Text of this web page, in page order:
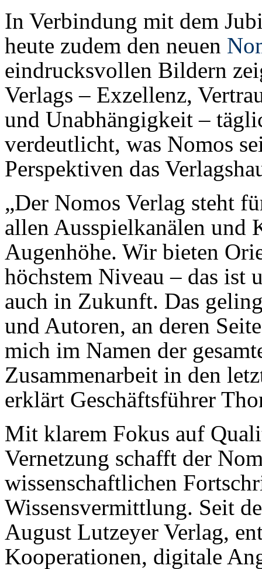
In Verbindung mit dem
heute zudem den neuen
eindrucksvollen Bildern
Verlags – Exzellenz,
und Unabhängigkeit –
verdeutlicht, was Nomos
Perspektiven das
„Der Nomos Verlag steht
allen Ausspielkanälen und
Augenhöhe. Wir bieten
höchstem Niveau – das ist
auch in Zukunft. Das
und Autoren, an deren
mich im Namen der
Zusammenarbeit in den
erklärt Geschäftsführer
Mit klarem Fokus auf
Vernetzung schafft der
wissenschaftlichen
Wissensvermittlung. Seit
August Lutzeyer Verlag,
Kooperationen, digitale